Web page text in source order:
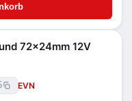
72x24mm 12V
EVN